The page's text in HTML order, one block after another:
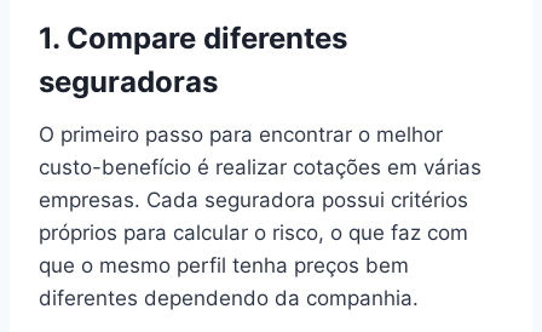
1. Compare diferentes
seguradoras
O primeiro passo para encontrar o melhor
custo-benefício é realizar cotações em várias
empresas. Cada seguradora possui critérios
próprios para calcular o risco, o que faz com
que o mesmo perfil tenha preços bem
diferentes dependendo da companhia.